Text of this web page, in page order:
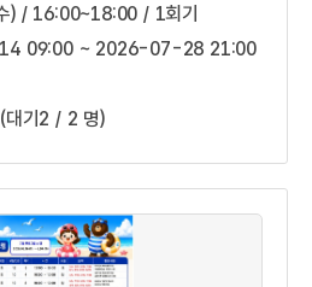
) / 16:00~18:00 / 1회기
09:00 ~ 2026-07-28 21:00
(대기2 / 2 명)